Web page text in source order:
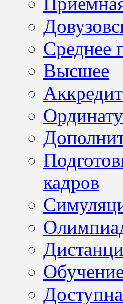
Среднее
Высшее
кадров